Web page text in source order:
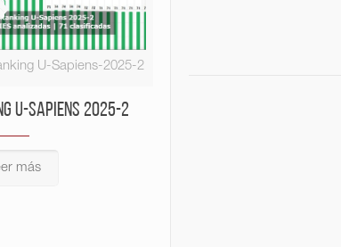
U-Sapiens-2025-2
U-Sapiens 2025-2
más